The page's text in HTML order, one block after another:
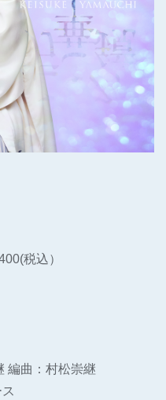
税込）
編曲：村松崇継